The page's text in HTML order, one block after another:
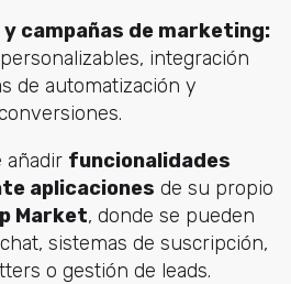
y campañas de marketing:
integración
de automatización y
añadir funcionalidades
aplicaciones de su propio
Market, donde se pueden
sistemas de suscripción,
o gestión de leads.